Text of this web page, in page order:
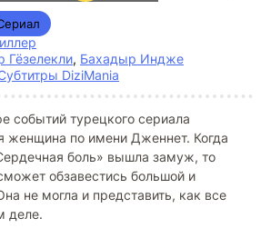
Гёзелекли, Бахадыр Индже
DiziMania
событий турецкого сериала
женщина по имени Дженнет. Когда
боль» вышла замуж, то
обзавестись большой и
не могла и представить, как все
деле.